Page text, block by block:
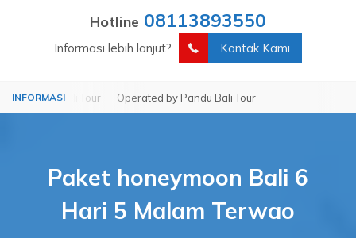
Hotline 08113893550
Informasi lebih lanjut? Kontak Kami
Bali Tour Operated by Pandu Bali Tour
Paket honeymoon Bali 6
Hari 5 Malam Terwao